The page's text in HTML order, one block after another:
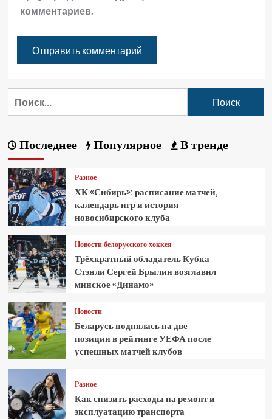
комментариев.
Последнее Популярное В тренде
Разное
ХК «Сибирь»: расписание матчей,
календарь игр и история
новосибирского клуба
Новости белорусского хоккея
Трёхкратный обладатель Кубка
Стэнли Сергей Брылин возглавил
минское «Динамо»
Новости
Беларусь поднялась на две
позиции в рейтинге УЕФА после
успешных матчей клубов
Разное
Как снизить расходы на ремонт и
эксплуатацию транспорта